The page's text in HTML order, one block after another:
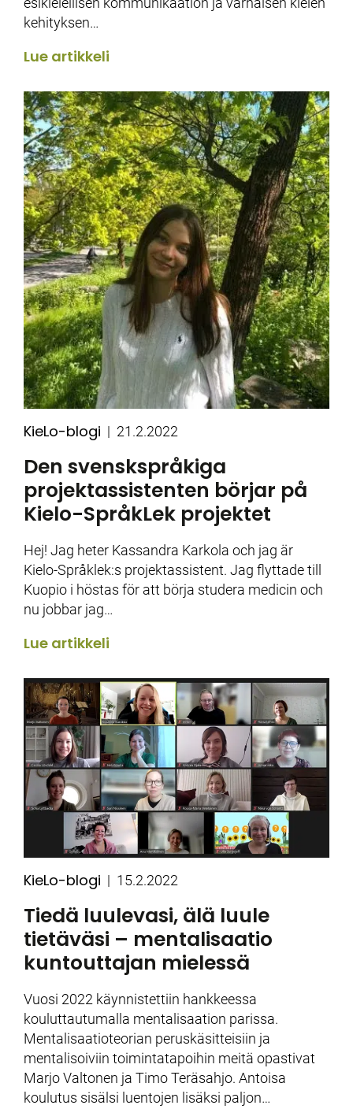
kehityksen…
Lue artikkeli
Kategoriat
KieLo-blogi Julkaistu
21.2.2022
Den svenskspråkiga
projektassistenten börjar på
Kielo-SpråkLek projektet
Hej! Jag heter Kassandra Karkola och jag är
Kielo-Språklek:s projektassistent. Jag flyttade till
Kuopio i höstas för att börja studera medicin och
nu jobbar jag…
Lue artikkeli
Kategoriat
KieLo-blogi Julkaistu
15.2.2022
Tiedä luulevasi, älä luule
tietäväsi – mentalisaatio
kuntouttajan mielessä
Vuosi 2022 käynnistettiin hankkeessa
kouluttautumalla mentalisaation parissa.
Mentalisaatioteorian peruskäsitteisiin ja
mentalisoiviin toimintatapoihin meitä opastivat
Marjo Valtonen ja Timo Teräsahjo. Antoisa
koulutus sisälsi luentojen lisäksi paljon…